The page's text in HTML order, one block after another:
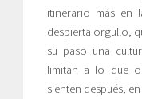
itinerario más en
despierta orgullo,
su paso una
limitan a lo que
sienten después,